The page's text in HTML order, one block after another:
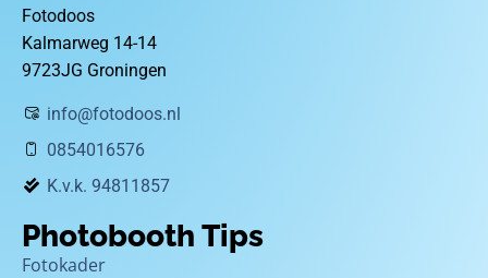
Fotodoos
Kalmarweg 14-14
9723JG Groningen
info@fotodoos.nl
0854016576
K.v.k. 94811857
Photobooth Tips
Fotokader